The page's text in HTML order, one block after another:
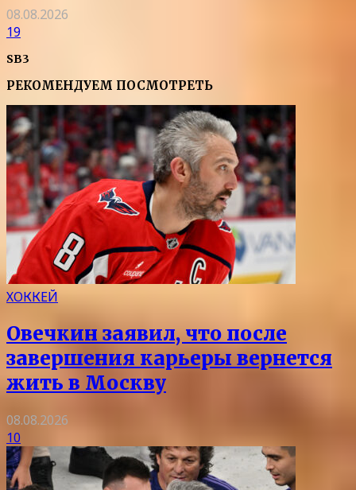
08.08.2026
19
SB3
РЕКОМЕНДУЕМ ПОСМОТРЕТЬ
ХОККЕЙ
Овечкин заявил, что после
завершения карьеры вернется
жить в Москву
08.08.2026
10